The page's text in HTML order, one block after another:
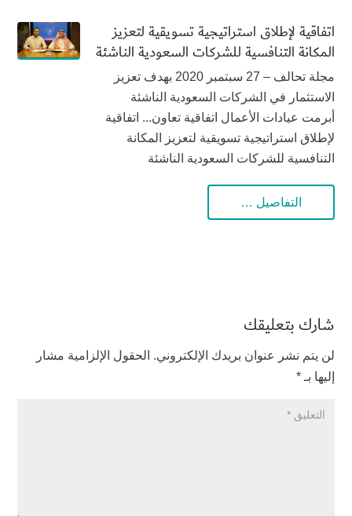
اتفاقية لإطلاق استراتيجية تسويقية لتعزيز
المكانة التنافسية للشركات السعودية الناشئة
مجلة تحالف – 27 سبتمبر 2020 بهدف تعزيز
الاستثمار في الشركات السعودية الناشئة
أبرمت عيادات الأعمال اتفاقية تعاون... اتفاقية
لإطلاق استراتيجية تسويقية لتعزيز المكانة
التنافسية للشركات السعودية الناشئة
التفاصيل …
شارك بتعليقك
لن يتم نشر عنوان بريدك الإلكتروني. الحقول الإلزامية مشار
إليها بـ *